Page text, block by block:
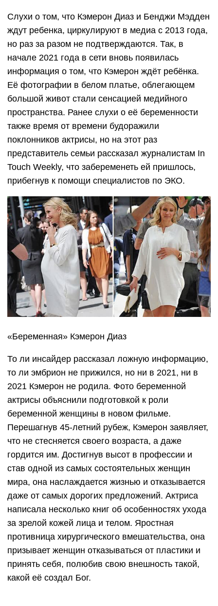
Слухи о том, что Кэмерон Диаз и Бенджи Мэдден
ждут ребенка, циркулируют в медиа с 2013 года,
но раз за разом не подтверждаются. Так, в
начале 2021 года в сети вновь появилась
информация о том, что Кэмерон ждёт ребёнка.
Её фотографии в белом платье, облегающем
большой живот стали сенсацией медийного
пространства. Ранее слухи о её беременности
также время от времени будоражили
поклонников актрисы, но на этот раз
представитель семьи рассказал журналистам In
Touch Weekly, что забеременеть ей пришлось,
прибегнув к помощи специалистов по ЭКО.
«Беременная» Кэмерон Диаз
То ли инсайдер рассказал ложную информацию,
то ли эмбрион не прижился, но ни в 2021, ни в
2021 Кэмерон не родила. Фото беременной
актрисы объяснили подготовкой к роли
беременной женщины в новом фильме.
Перешагнув 45-летний рубеж, Кэмерон заявляет,
что не стесняется своего возраста, а даже
гордится им. Достигнув высот в профессии и
став одной из самых состоятельных женщин
мира, она наслаждается жизнью и отказывается
даже от самых дорогих предложений. Актриса
написала несколько книг об особенностях ухода
за зрелой кожей лица и телом. Яростная
противница хирургического вмешательства, она
призывает женщин отказываться от пластики и
принять себя, полюбив свою внешность такой,
какой её создал Бог.